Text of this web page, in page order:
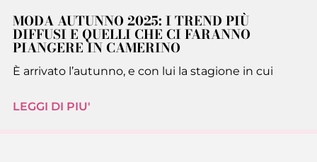
MODA AUTUNNO 2025: I TREND PIÙ
DIFFUSI E QUELLI CHE CI FARANNO
PIANGERE IN CAMERINO
È arrivato l’autunno, e con lui la stagione in cui
LEGGI DI PIU'